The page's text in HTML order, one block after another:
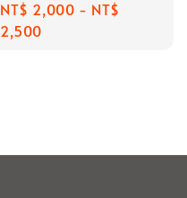
Regular
price
NT$ 2,000 - NT$
2,500